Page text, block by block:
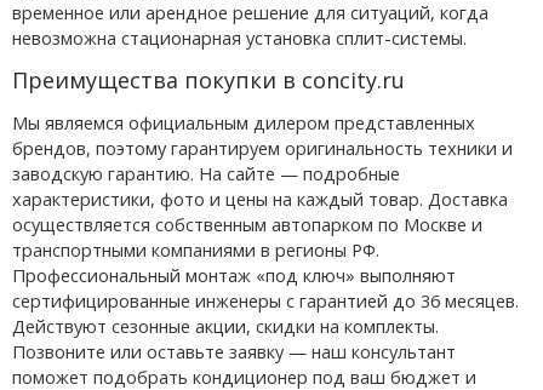
временное или арендное решение для ситуаций, когда
невозможна стационарная установка сплит-системы.
Преимущества покупки в concity.ru
Мы являемся официальным дилером представленных
брендов, поэтому гарантируем оригинальность техники и
заводскую гарантию. На сайте — подробные
характеристики, фото и цены на каждый товар. Доставка
осуществляется собственным автопарком по Москве и
транспортными компаниями в регионы РФ.
Профессиональный монтаж «под ключ» выполняют
сертифицированные инженеры с гарантией до 36 месяцев.
Действуют сезонные акции, скидки на комплекты.
Позвоните или оставьте заявку — наш консультант
поможет подобрать кондиционер под ваш бюджет и